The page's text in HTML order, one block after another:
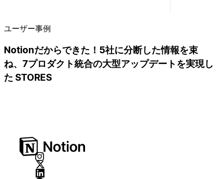
ユーザー事例
Notionだからできた！5社に分断した情報を束
ね、7プロダクト統合の大型アップデートを実現し
た STORES